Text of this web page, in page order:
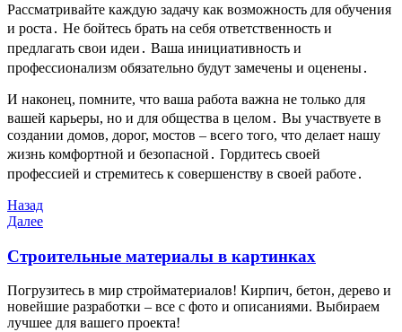
Рассматривайте каждую задачу как возможность для обучения
и роста․ Не бойтесь брать на себя ответственность и
предлагать свои идеи․ Ваша инициативность и
профессионализм обязательно будут замечены и оценены․
И наконец, помните, что ваша работа важна не только для
вашей карьеры, но и для общества в целом․ Вы участвуете в
создании домов, дорог, мостов – всего того, что делает нашу
жизнь комфортной и безопасной․ Гордитесь своей
профессией и стремитесь к совершенству в своей работе․
Навигация
по
записям
Предыдущая
запись
Назад
Следующая
Далее
Строительные материалы в картинках
Погрузитесь в мир стройматериалов! Кирпич, бетон, дерево и
новейшие разработки – все с фото и описаниями. Выбираем
лучшее для вашего проекта!